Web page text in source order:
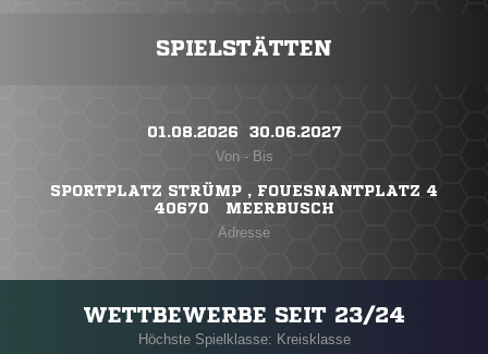
SPIELSTÄTTEN
01.08.2026 ​ 30.06.2027
Von - Bis
SPORTPLATZ STRÜMP , FOUESNANTPLATZ 4
40670 MEERBUSCH
Adresse
WETTBEWERBE SEIT 23/24
Höchste Spielklasse: Kreisklasse